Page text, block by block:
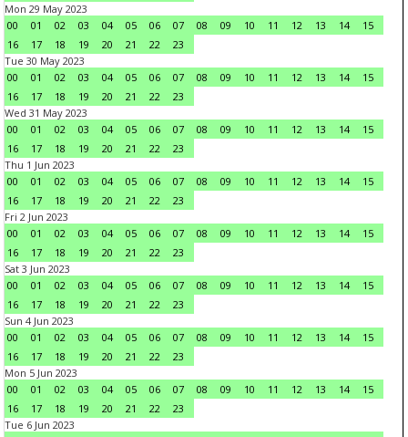
Mon 29 May 2023
00
01 02 03 04 05 06 07 08 09 10 11 12 13 14
15
16
17 18 19 20 21 22
23
Tue 30 May 2023
00
01 02 03 04 05 06 07 08 09 10 11 12 13 14
15
16
17 18 19 20 21 22
23
Wed 31 May 2023
00
01 02 03 04 05 06 07 08 09 10 11 12 13 14
15
16
17 18 19 20 21 22
23
Thu 1 Jun 2023
00
01 02 03 04 05 06 07 08 09 10 11 12 13 14
15
16
17 18 19 20 21 22
23
Fri 2 Jun 2023
00
01 02 03 04 05 06 07 08 09 10 11 12 13 14
15
16
17 18 19 20 21 22
23
Sat 3 Jun 2023
00
01 02 03 04 05 06 07 08 09 10 11 12 13 14
15
16
17 18 19 20 21 22
23
Sun 4 Jun 2023
00
01 02 03 04 05 06 07 08 09 10 11 12 13 14
15
16
17 18 19 20 21 22
23
Mon 5 Jun 2023
00
01 02 03 04 05 06 07 08 09 10 11 12 13 14
15
16
17 18 19 20 21 22
23
Tue 6 Jun 2023